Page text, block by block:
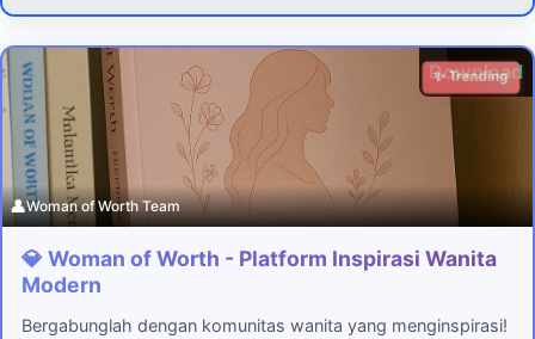
Download
✨ Trending
👤Woman of Worth Team
💎 Woman of Worth - Platform Inspirasi Wanita
Modern
Bergabunglah dengan komunitas wanita yang menginspirasi!